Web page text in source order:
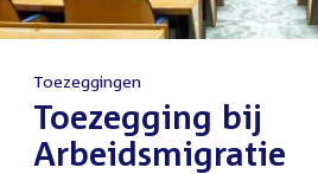
Toezeggingen
:Toezegging bij
Arbeidsmigratie